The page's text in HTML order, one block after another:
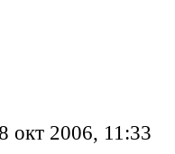
окт 2006, 11:33